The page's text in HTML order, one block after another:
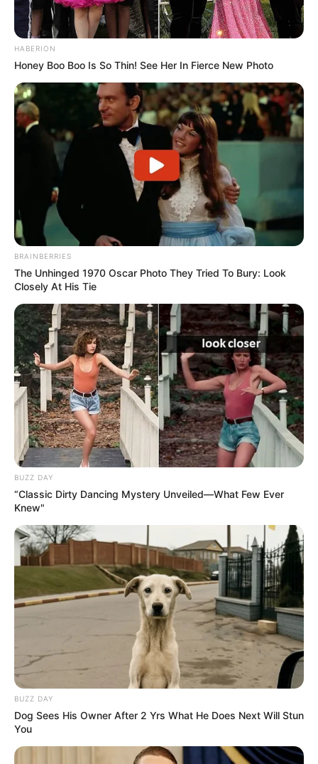
Beijos Blues Poesia
Heather Welch
Amy Calvo
Gostou da ideia depainel para festa junina?Para
preparar uma comemoração inesquecível não se
esqueça de entrar no grupo da
Revista
Artesanato no Telegrampara receber novidades
do artesanato em Festa Junina em primeira mão!
HABERION
Honey Boo Boo Is So Thin! See Her In Fierce New Photo
BRAINBERRIES
The Unhinged 1970 Oscar Photo They Tried To Bury: Look
Closely At His Tie
BUZZ DAY
“Classic Dirty Dancing Mystery Unveiled—What Few Ever
Knew"
BUZZ DAY
Dog Sees His Owner After 2 Yrs What He Does Next Will Stun
You